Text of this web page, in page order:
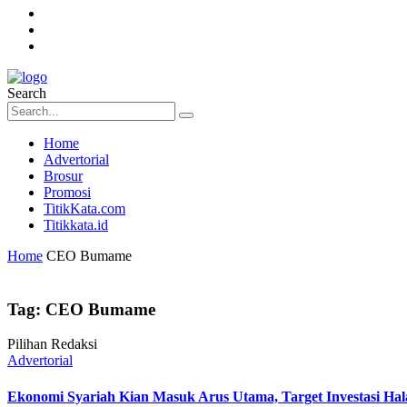
Search
Home
Advertorial
Brosur
Promosi
TitikKata.com
Titikkata.id
Home CEO Bumame
Tag: CEO Bumame
Pilihan Redaksi
Advertorial
Ekonomi Syariah Kian Masuk Arus Utama, Target Investasi